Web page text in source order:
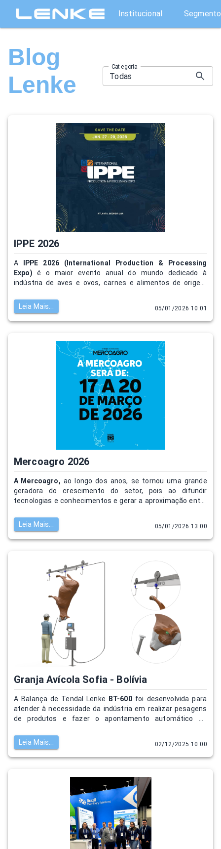
Institucional
Blog
Lenke
Todas
Categoria
IPPE 2026
A IPPE 2026 (International Production & Processing
Expo) é o maior evento anual do mundo dedicado à
indústria de aves e ovos, carnes e alimentos de origem
Leia Mais...
05/01/2026 10:01
Mercoagro 2026
A Mercoagro, ao longo dos anos, se tornou uma grande
geradora do crescimento do setor, pois ao difundir
tecnologias e conhecimentos e gerar a aproximação entre
fomentando negócios, interligando contatos e empresas
em networking.
Leia Mais... 05/01/2026 13:00
Granja Avícola Sofia - Bolívia
A Balança de Tendal Lenke BT-600foi desenvolvida para
atender à necessidade da indústria em realizar pesagens
de produtos e fazer o apontamento automático da
Leia Mais...
02/12/2025 10:00